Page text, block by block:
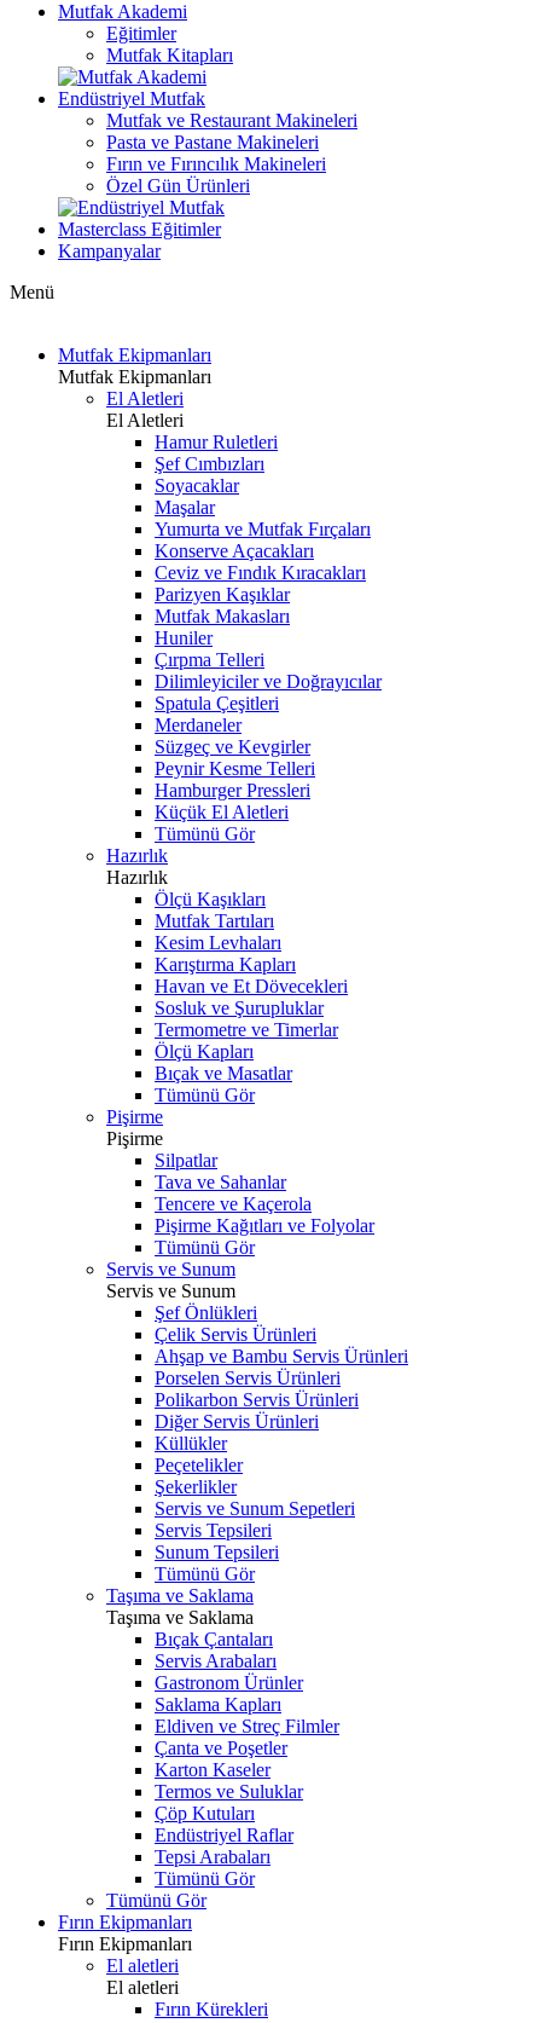
Mutfak Akademi
Eğitimler
Mutfak Kitapları
Endüstriyel Mutfak
Mutfak ve Restaurant Makineleri
Pasta ve Pastane Makineleri
Fırın ve Fırıncılık Makineleri
Özel Gün Ürünleri
Masterclass Eğitimler
Kampanyalar
Menü
Mutfak Ekipmanları
Mutfak Ekipmanları
El Aletleri
El Aletleri
Hamur Ruletleri
Şef Cımbızları
Soyacaklar
Maşalar
Yumurta ve Mutfak Fırçaları
Konserve Açacakları
Ceviz ve Fındık Kıracakları
Parizyen Kaşıklar
Mutfak Makasları
Huniler
Çırpma Telleri
Dilimleyiciler ve Doğrayıcılar
Spatula Çeşitleri
Merdaneler
Süzgeç ve Kevgirler
Peynir Kesme Telleri
Hamburger Pressleri
Küçük El Aletleri
Tümünü Gör
Hazırlık
Hazırlık
Ölçü Kaşıkları
Mutfak Tartıları
Kesim Levhaları
Karıştırma Kapları
Havan ve Et Dövecekleri
Sosluk ve Şurupluklar
Termometre ve Timerlar
Ölçü Kapları
Bıçak ve Masatlar
Tümünü Gör
Pişirme
Pişirme
Silpatlar
Tava ve Sahanlar
Tencere ve Kaçerola
Pişirme Kağıtları ve Folyolar
Tümünü Gör
Servis ve Sunum
Servis ve Sunum
Şef Önlükleri
Çelik Servis Ürünleri
Ahşap ve Bambu Servis Ürünleri
Porselen Servis Ürünleri
Polikarbon Servis Ürünleri
Diğer Servis Ürünleri
Küllükler
Peçetelikler
Şekerlikler
Servis ve Sunum Sepetleri
Servis Tepsileri
Sunum Tepsileri
Tümünü Gör
Taşıma ve Saklama
Taşıma ve Saklama
Bıçak Çantaları
Servis Arabaları
Gastronom Ürünler
Saklama Kapları
Eldiven ve Streç Filmler
Çanta ve Poşetler
Karton Kaseler
Termos ve Suluklar
Çöp Kutuları
Endüstriyel Raflar
Tepsi Arabaları
Tümünü Gör
Tümünü Gör
Fırın Ekipmanları
Fırın Ekipmanları
El aletleri
El aletleri
Fırın Kürekleri